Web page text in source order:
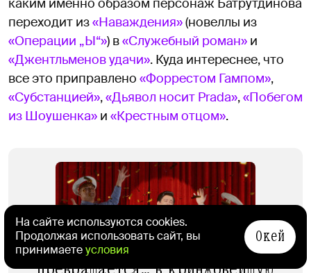
каким именно образом персонаж Батрутдинова
переходит из«Наваждения»(новеллы из
«Операции „Ы“») в«Служебный роман» и
«Джентльменов удачи». Куда интереснее, что
все это приправлено «Форрестом Гампом»,
«Субстанцией»,«Дьявол носит Prada»,«Побегом
из Шоушенка» и «Крестным отцом».
Подробности по теме
Гайдай превращается…
На сайте используются cookies.
Продолжая использовать сайт, вы
принимаетеусловия
Окей